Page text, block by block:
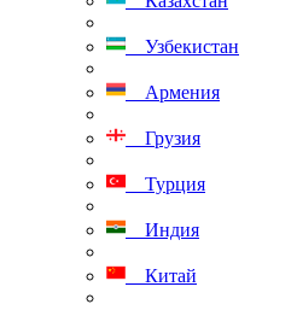
Узбекистан
Армения
Грузия
Турция
Индия
Китай